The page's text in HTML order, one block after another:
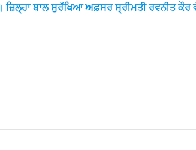
ਬਾਲ ਸੁਰੱਖਿਆ ਅਫ਼ਸਰ ਸ੍ਰੀਮਤੀ ਰਵਨੀਤ